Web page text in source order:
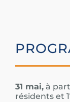
31 mai,à
résidents et